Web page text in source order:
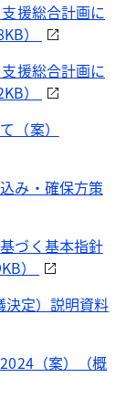
援総合計画に
）
援総合計画に
）
（案）
み・確保方策
づく基本指針
）
定）説明資料
（案）（概